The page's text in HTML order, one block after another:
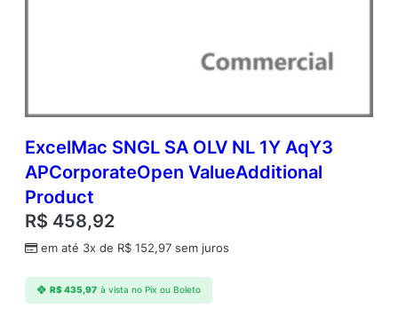
ExcelMac SNGL SA OLV NL 1Y AqY3
APCorporateOpen ValueAdditional
Product
R$ 458,92
em até 3x de R$ 152,97 sem juros
R$435,97 à vista no Pix ou Boleto